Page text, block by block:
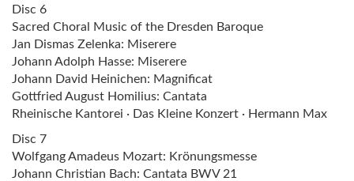
Disc 6
Sacred Choral Music of the Dresden Baroque
Jan Dismas Zelenka: Miserere
Johann Adolph Hasse: Miserere
Johann David Heinichen: Magnificat
Gottfried August Homilius: Cantata
Rheinische Kantorei · Das Kleine Konzert · Hermann Max
Disc 7
Wolfgang Amadeus Mozart: Krönungsmesse
Johann Christian Bach: Cantata BWV 21